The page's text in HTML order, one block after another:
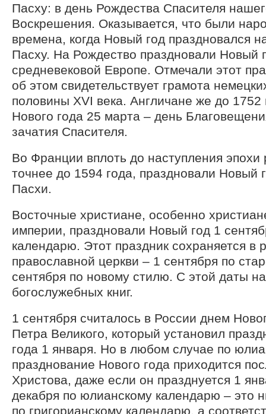
Пасху: в день Рождества Спасителя
Воскрешения. Оказывается, что были
времена, когда Новый год праздновался
Пасху. На Рождество праздновали Новый
средневековой Европе. Отмечали этот
об этом свидетельствует грамота
половины ХVI века. Англичане же до 1752
Нового года 25 марта – день
зачатия Спасителя.
Во Франции вплоть до наступления
точнее до 1594 года, праздновали Новый
Пасхи.
Восточные христиане, особенно
империи, праздновали Новый год 1
календарю. Этот праздник сохраняется в
православной церкви – 1 сентября по
сентября по новому стилю. С этой даты
богослужебных книг.
1 сентября считалось в России днем
Петра Великого, который установил
года 1 января. Но в любом случае по
празднование Нового года приходится
Христова, даже если он празднуется 1
декабря по юлианскому календарю – это
по григорианскому календарю, а